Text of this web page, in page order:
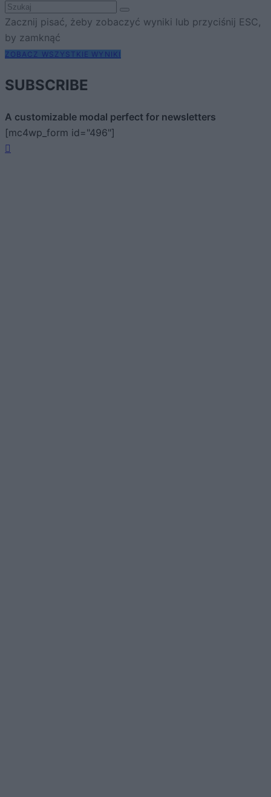
Zacznij pisać, żeby zobaczyć wyniki lub przyciśnij ESC,
by zamknąć
ZOBACZ WSZYSTKIE WYNIKI
SUBSCRIBE
A customizable modal perfect for newsletters
[mc4wp_form id="496"]